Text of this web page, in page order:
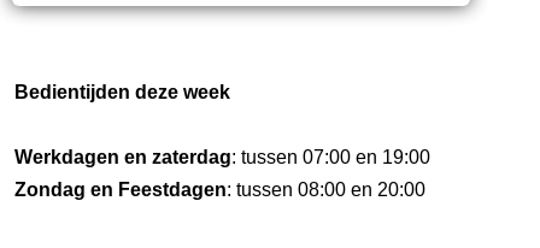
Bedientijden deze week
Werkdagen en zaterdag: tussen 07:00 en 19:00
Zondag en Feestdagen: tussen 08:00 en 20:00